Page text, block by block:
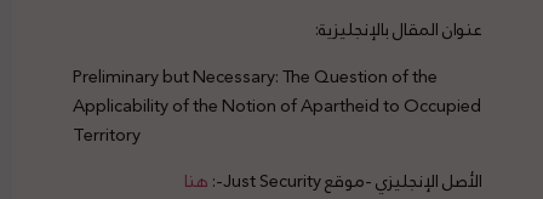
عنوان المقال بالإنجليزية:
Preliminary but Necessary: The Question of the
Applicability of the Notion of Apartheid to Occupied
Territory
الأصل الإنجليزي -موقع Just Security-:
هنا